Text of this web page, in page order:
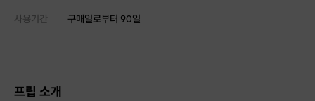
사용기간 구매일로부터 90일
프립 소개